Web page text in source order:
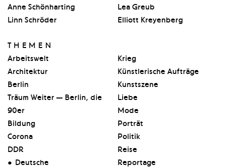
Anne Schönharting
Linn Schröder
Lea Greub
Elliott Kreyenberg
THEMEN
Arbeitswelt
Architektur
Berlin
Träum Weiter — Berlin, die
90er
Bildung
Corona
DDR
Deutsche
Krieg
Künstlerische Aufträge
Kunstszene
Liebe
Mode
Porträt
Politik
Reise
Reportage